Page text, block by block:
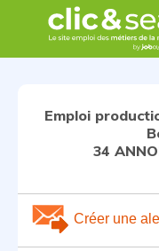
Emploi
34
Créer une